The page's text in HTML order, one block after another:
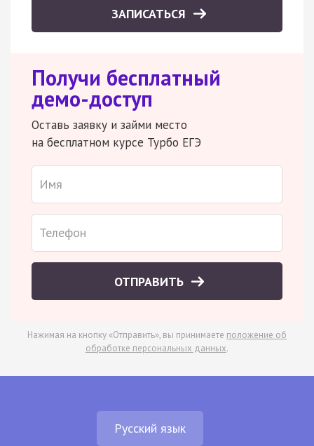
ЗАПИСАТЬСЯ
Получи бесплатный
демо-доступ
Оставь заявку и займи место
на бесплатном курсе Турбо ЕГЭ
ОТПРАВИТЬ
Нажимая на кнопку «Отправить», вы принимаете положение об
обработке персональных данных.
Русский язык